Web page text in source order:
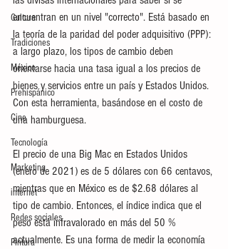
Cultura
Tradiciones
México
Prehispánico
Cine
Tecnología
Marketing
internet
Redes sociales
Pintura
encuentran en un nivel "correcto". Está basado en
la teoría de la paridad del poder adquisitivo (PPP):
a largo plazo, los tipos de cambio deben
orientarse hacia una tasa igual a los precios de
bienes y servicios entre un país y Estados Unidos.
Con esta herramienta, basándose en el costo de
una hamburguesa.
El precio de una Big Mac en Estados Unidos
(enero de 2021) es de 5 dólares con 66 centavos,
mientras que en México es de $2.68 dólares al
tipo de cambio. Entonces, el índice indica que el
peso está infravalorado en más del 50 %
actualmente. Es una forma de medir la economía